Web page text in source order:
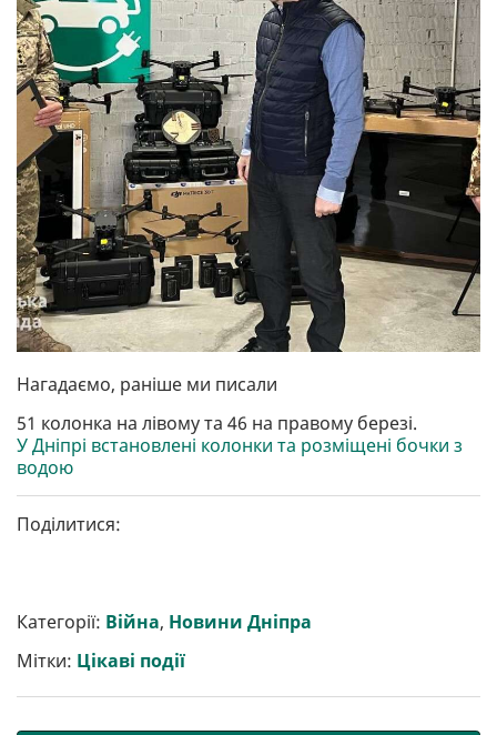
Нагадаємо, раніше ми писали
51 колонка на лівому та 46 на правому березі.
У Дніпрі встановлені колонки та розміщені бочки з
водою
Поділитися:
Категорії: Війна, Новини Дніпра
Мітки: Цікаві події